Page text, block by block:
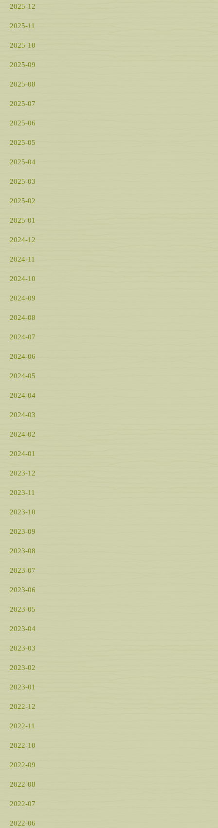
2025-12
2025-11
2025-10
2025-09
2025-08
2025-07
2025-06
2025-05
2025-04
2025-03
2025-02
2025-01
2024-12
2024-11
2024-10
2024-09
2024-08
2024-07
2024-06
2024-05
2024-04
2024-03
2024-02
2024-01
2023-12
2023-11
2023-10
2023-09
2023-08
2023-07
2023-06
2023-05
2023-04
2023-03
2023-02
2023-01
2022-12
2022-11
2022-10
2022-09
2022-08
2022-07
2022-06